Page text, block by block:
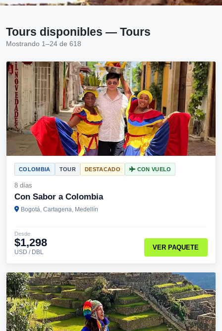
Tours disponibles — Tours
Mostrando 1–24 de 618
COLOMBIA TOUR DESTACADO CON VUELO
8 días
Con Sabor a Colombia
Bogotá, Cartagena, Medellín
Desde
$1,298
USD / DBL
VER PAQUETE